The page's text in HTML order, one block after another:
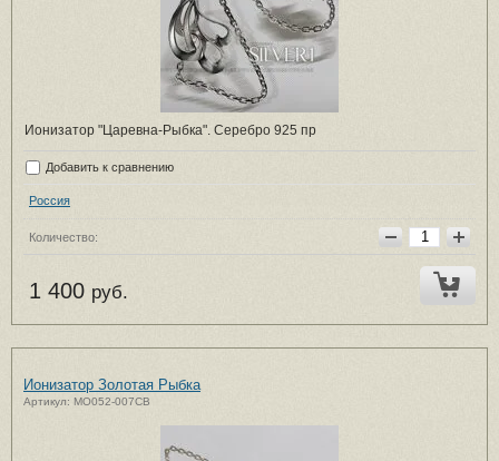
Ионизатор "Царевна-Рыбка". Серебро 925 пр
Добавить к сравнению
Россия
Количество:
1 400 руб.
Ионизатор Золотая Рыбка
Артикул: MO052-007CB